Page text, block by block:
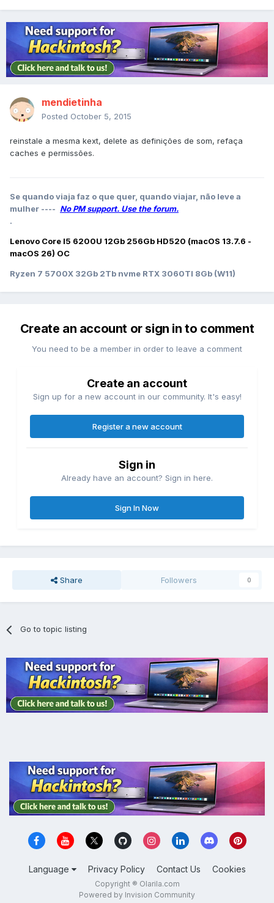
mendietinha
Posted October 5, 2015
reinstale a mesma kext, delete as definições de som, refaça
caches e permissões.
Se quando viaja faz o que quer, quando viajar, não leve a
mulher ---- No PM support. Use the forum.
.
Lenovo Core I5 6200U 12Gb 256Gb HD520 (macOS 13.7.6 -
macOS 26) OC
Ryzen 7 5700X 32Gb 2Tb nvme RTX 3060TI 8Gb (W11)
Create an account or sign in to comment
You need to be a member in order to leave a comment
Create an account
Sign up for a new account in our community. It's easy!
Register a new account
Sign in
Already have an account? Sign in here.
Sign In Now
Share Followers 0
Go to topic listing
Language Privacy Policy Contact Us Cookies
Copyright ® Olarila.com
Powered by Invision Community